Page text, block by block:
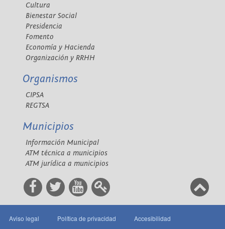
Cultura
Bienestar Social
Presidencia
Fomento
Economía y Hacienda
Organización y RRHH
Organismos
CIPSA
REGTSA
Municipios
Información Municipal
ATM técnica a municipios
ATM jurídica a municipios
Aviso legal Política de privacidad Accesibilidad